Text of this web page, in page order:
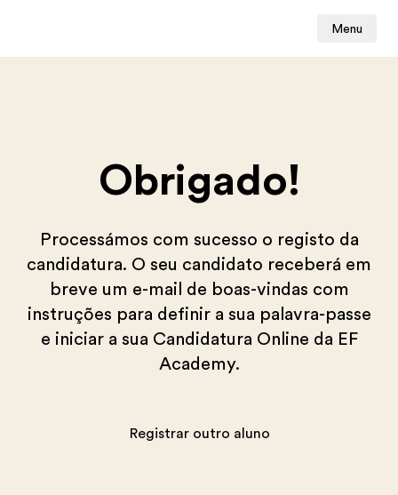
Menu
Obrigado!
Processámos com sucesso o registo da
candidatura. O seu candidato receberá em
breve um e-mail de boas-vindas com
instruções para definir a sua palavra-passe
e iniciar a sua Candidatura Online da EF
Academy.
Registrar outro aluno